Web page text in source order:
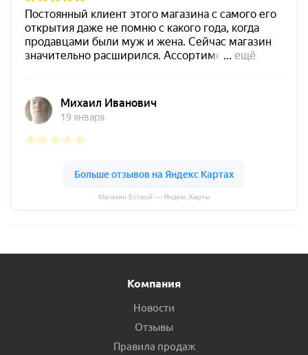
Магазин Естрой — Яндекс.Карты
Компания
Новости
Отзывы
Правила продаж